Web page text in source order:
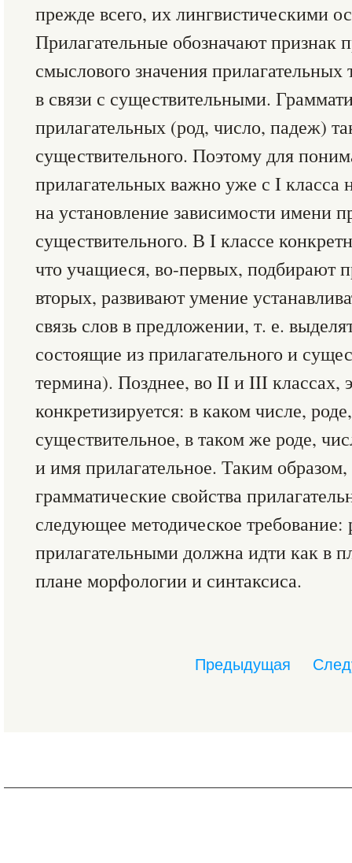
прежде всего, их лингвистическими
Прилагательные обозначают признак
смыслового значения прилагательных
в связи с существительными.
прилагательных (род, число, падеж)
существительного. Поэтому для
прилагательных важно уже с I класса
на установление зависимости имени
существительного. В I классе
что учащиеся, во-первых, подбирают
вторых, развивают умение
связь слов в предложении, т. е.
состоящие из прилагательного и
термина). Позднее, во II и III классах,
конкретизируется: в каком числе,
существительное, в таком же роде,
и имя прилагательное. Таким
грамматические свойства
следующее методическое требование:
прилагательными должна идти как в
плане морфологии и синтаксиса.
Предыдущая